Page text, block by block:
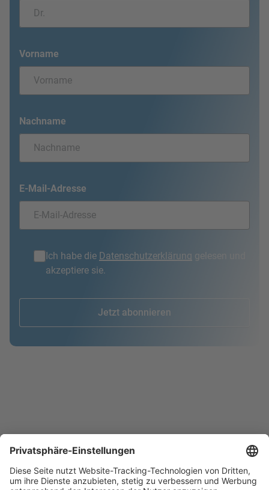
Vorname
Nachname
E-Mail-Adresse
Ich habe die Datenschutzerklärung gelesen und
akzeptiere sie.
Jetzt abonnieren